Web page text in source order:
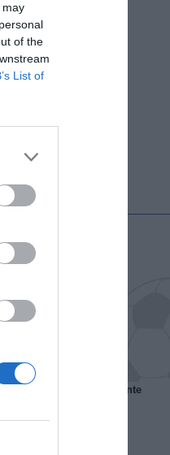
may
of the
List of
Marsiglia senza presidente